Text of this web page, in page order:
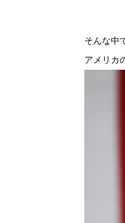
そんな中
アメリカ